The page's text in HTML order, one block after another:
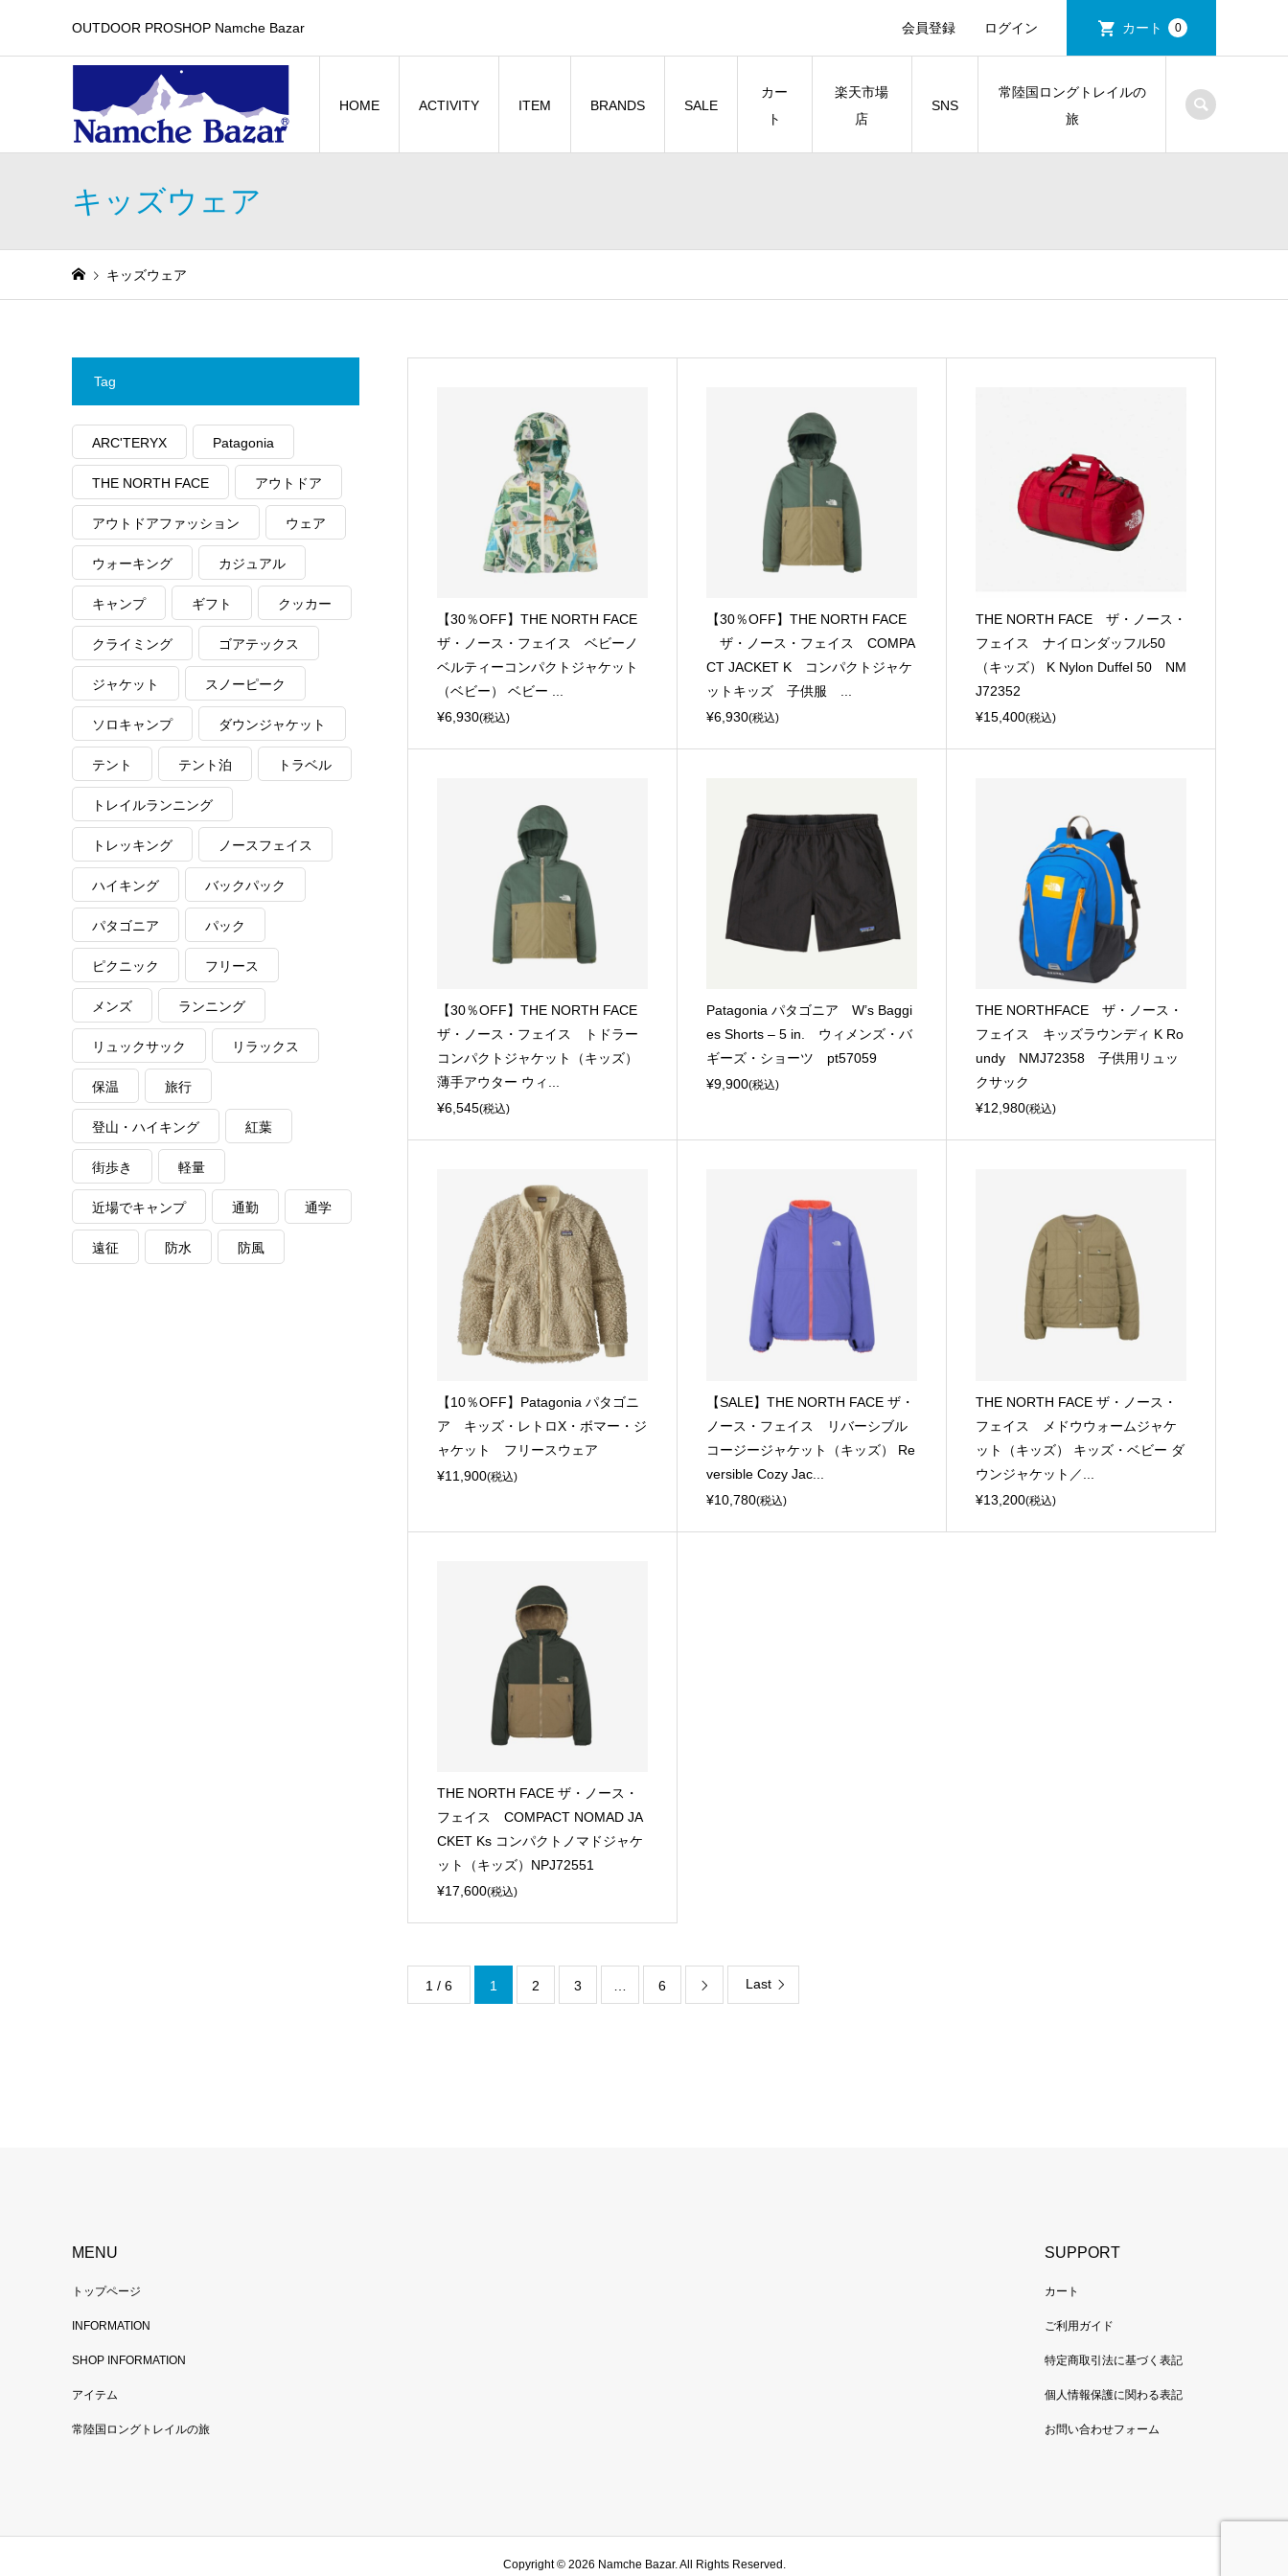
OUTDOOR PROSHOP Namche Bazar 会員登録 ログイン カート 0
HOME ACTIVITY ITEM BRANDS SALE
カー
ト
楽天市場
店
SNS
常陸国ロングトレイルの
旅
キッズウェア
キッズウェア
【30％OFF】THE NORTH FACE
ザ・ノース・フェイス ベビーノ
ベルティーコンパクトジャケット
（ベビー） ベビー ...
¥6,930(税込)
【30％OFF】THE NORTH FACE
ザ・ノース・フェイス COMPA
CT JACKET K コンパクトジャケ
ットキッズ 子供服 ...
¥6,930(税込)
THE NORTH FACE ザ・ノース・
フェイス ナイロンダッフル50
（キッズ） K Nylon Duffel 50 NM
J72352
¥15,400(税込)
【30％OFF】THE NORTH FACE
ザ・ノース・フェイス トドラー
コンパクトジャケット（キッズ）
薄手アウター ウィ...
¥6,545(税込)
Patagonia パタゴニア W’s Baggi
es Shorts – 5 in. ウィメンズ・バ
ギーズ・ショーツ pt57059
¥9,900(税込)
THE NORTHFACE ザ・ノース・
フェイス キッズラウンディ K Ro
undy NMJ72358 子供用リュッ
クサック
¥12,980(税込)
【10％OFF】Patagonia パタゴニ
ア キッズ・レトロX・ボマー・ジ
ャケット フリースウェア
¥11,900(税込)
【SALE】THE NORTH FACE ザ・
ノース・フェイス リバーシブル
コージージャケット（キッズ） Re
versible Cozy Jac...
¥10,780(税込)
THE NORTH FACE ザ・ノース・
フェイス メドウウォームジャケ
ット（キッズ） キッズ・ベビー ダ
ウンジャケット／...
¥13,200(税込)
THE NORTH FACE ザ・ノース・
フェイス COMPACT NOMAD JA
CKET Ks コンパクトノマドジャケ
ット（キッズ）NPJ72551
¥17,600(税込)
1 / 6 1 2 3 6  Last
Tag
ARC'TERYX Patagonia
THE NORTH FACE アウトドア
アウトドアファッション ウェア
ウォーキング カジュアル
キャンプ ギフト クッカー
クライミング ゴアテックス
ジャケット スノーピーク
ソロキャンプ ダウンジャケット
テント テント泊 トラベル
トレイルランニング
トレッキング ノースフェイス
ハイキング バックパック
パタゴニア パック
ピクニック フリース
メンズ ランニング
リュックサック リラックス
保温 旅行
登山・ハイキング 紅葉
街歩き 軽量
近場でキャンプ 通勤 通学
遠征 防水 防風
MENU
トップページ
INFORMATION
SHOP INFORMATION
アイテム
常陸国ロングトレイルの旅
SUPPORT
カート
ご利用ガイド
特定商取引法に基づく表記
個人情報保護に関わる表記
お問い合わせフォーム
Copyright ©2026 Namche Bazar. All Rights Reserved.